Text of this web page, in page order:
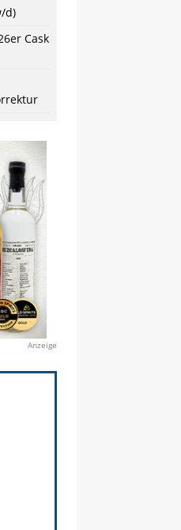
d)
Cask
Anzeige